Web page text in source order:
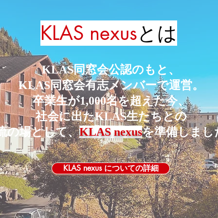
KLAS nexusとは
KLAS同窓会公認のもと、
KLAS同窓会有志メンバーで運営。
卒業生が1,000名を超えた今、
社会に出たKLAS生たちとの
の場として、KLAS nexusを準備しまし
KLAS nexus についての詳細